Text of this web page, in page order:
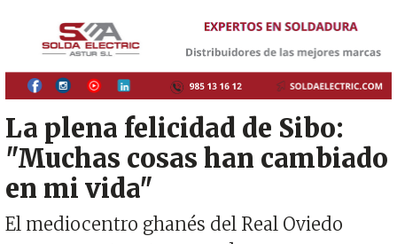
La plena felicidad de Sibo:
"Muchas cosas han cambiado
en mi vida"
El mediocentro ghanés del Real Oviedo